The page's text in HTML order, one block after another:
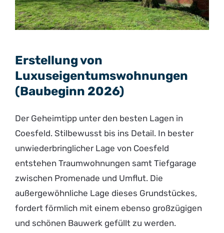
Erstellung von
Luxuseigentumswohnungen
(Baubeginn 2026)
Der Geheimtipp unter den besten Lagen in
Coesfeld. Stilbewusst bis ins Detail. In bester
unwiederbringlicher Lage von Coesfeld
entstehen Traumwohnungen samt Tiefgarage
zwischen Promenade und Umflut. Die
außergewöhnliche Lage dieses Grundstückes,
fordert förmlich mit einem ebenso großzügigen
und schönen Bauwerk gefüllt zu werden.